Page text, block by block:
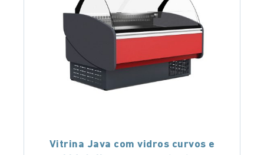
Vitrina Java com vidros curvos e